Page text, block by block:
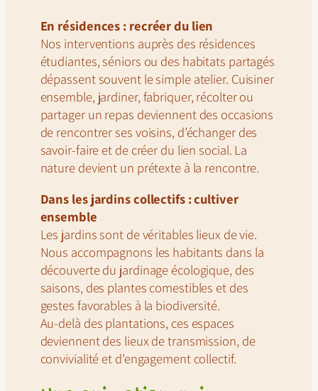
En résidences : recréer du lien
Nos interventions auprès des résidences
étudiantes, séniors ou des habitats partagés
dépassent souvent le simple atelier. Cuisiner
ensemble, jardiner, fabriquer, récolter ou
partager un repas deviennent des occasions
de rencontrer ses voisins, d’échanger des
savoir-faire et de créer du lien social. La
nature devient un prétexte à la rencontre.
Dans les jardins collectifs : cultiver
ensemble
Les jardins sont de véritables lieux de vie.
Nous accompagnons les habitants dans la
découverte du jardinage écologique, des
saisons, des plantes comestibles et des
gestes favorables à la biodiversité.
Au-delà des plantations, ces espaces
deviennent des lieux de transmission, de
convivialité et d’engagement collectif.